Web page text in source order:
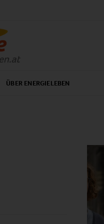
ÜBER ENERGIELEBEN